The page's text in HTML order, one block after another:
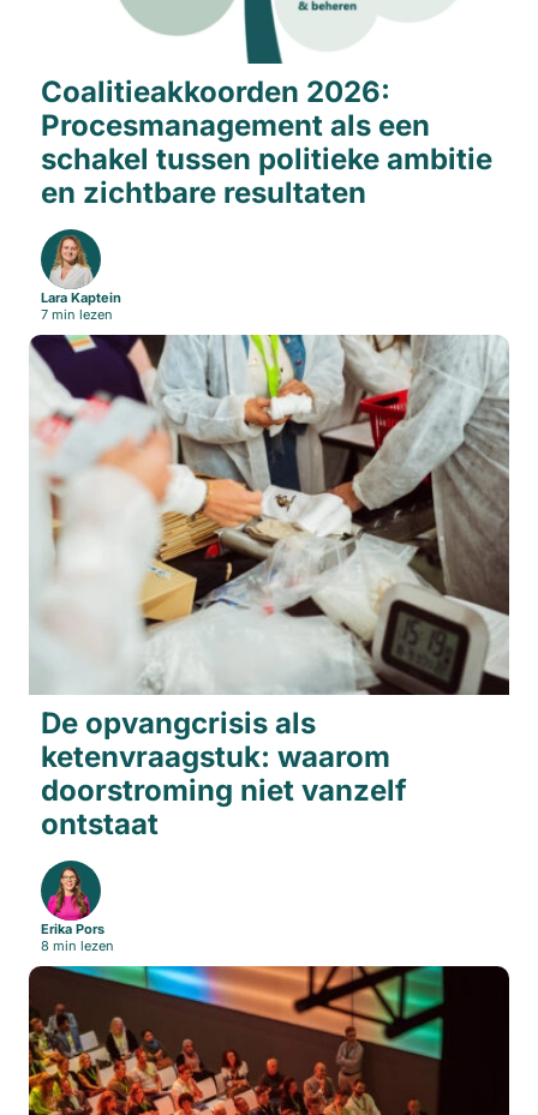
Coalitieakkoorden 2026:
Procesmanagement als een
schakel tussen politieke ambitie
en zichtbare resultaten
Lara Kaptein
7 min lezen
De opvangcrisis als
ketenvraagstuk: waarom
doorstroming niet vanzelf
ontstaat
Erika Pors
8 min lezen